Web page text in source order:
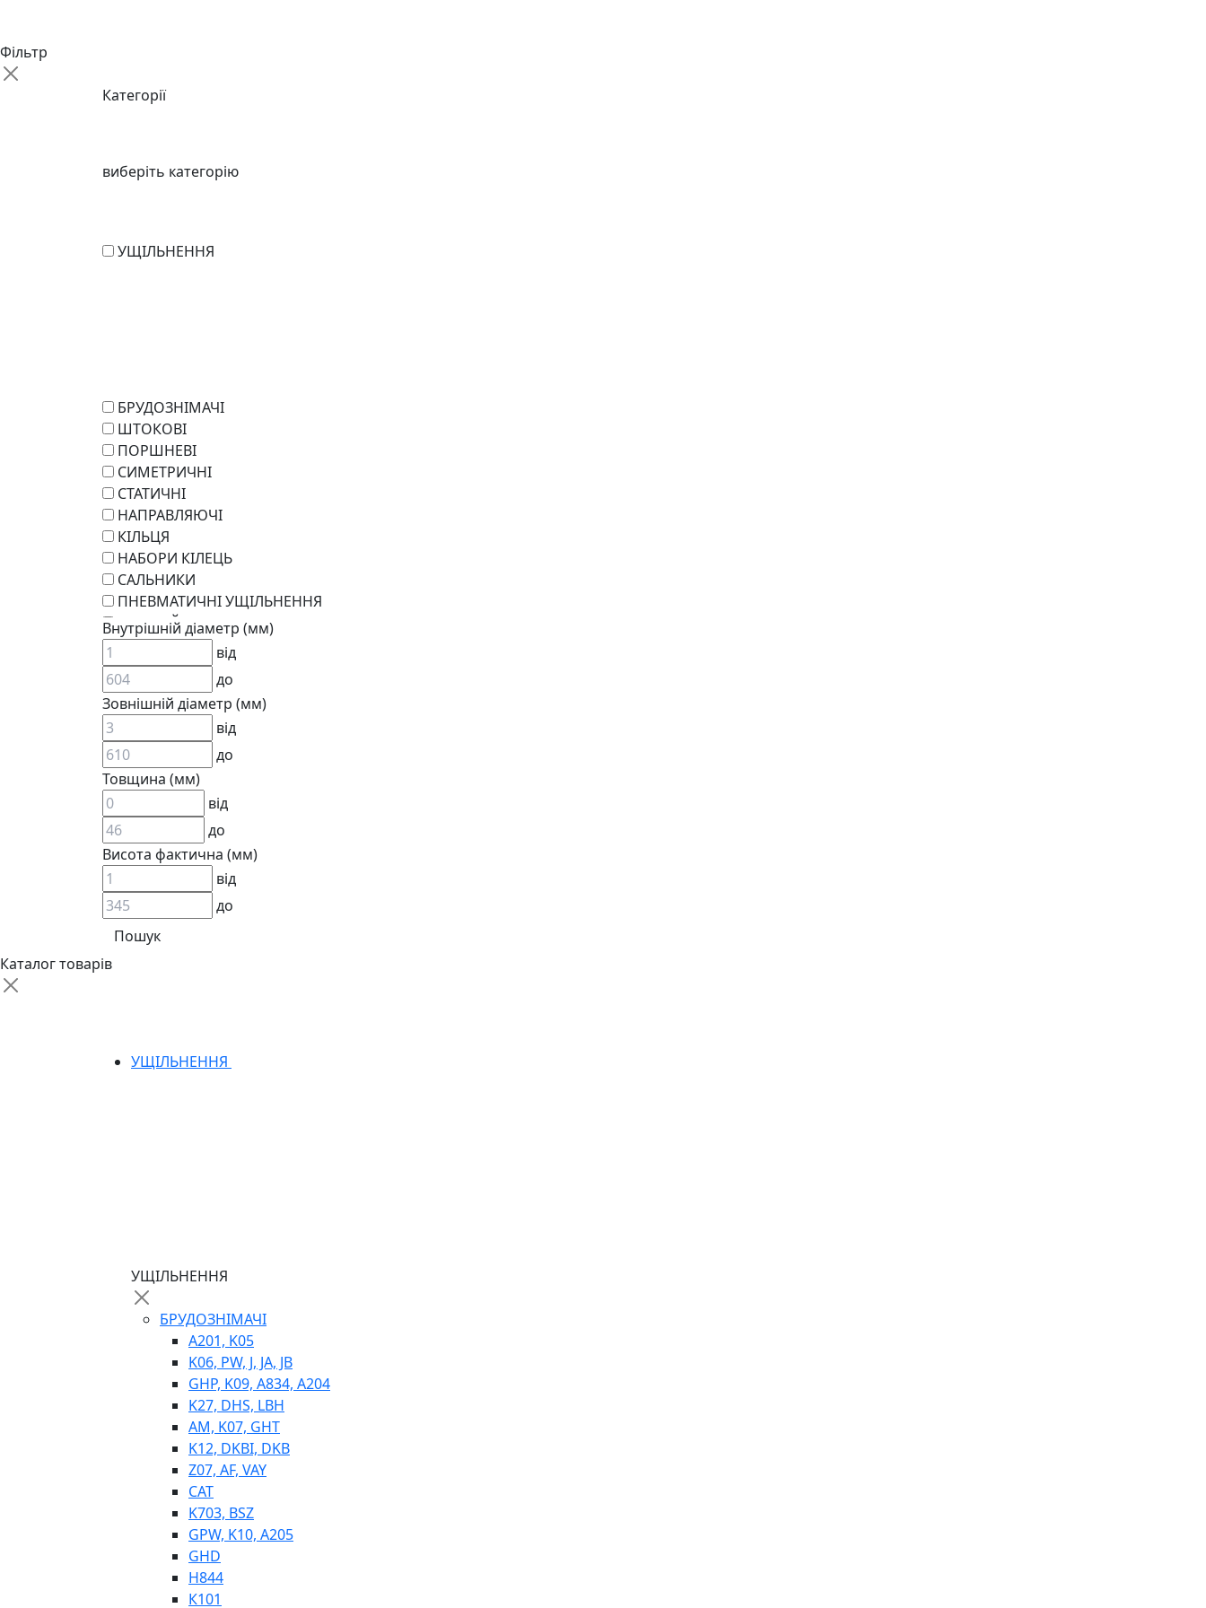
Фільтр
Категорії
виберіть категорію
УЩІЛЬНЕННЯ
БРУДОЗНІМАЧІ
ШТОКОВІ
ПОРШНЕВІ
СИМЕТРИЧНІ
СТАТИЧНІ
НАПРАВЛЯЮЧІ
КІЛЬЦЯ
НАБОРИ КІЛЕЦЬ
САЛЬНИКИ
ПНЕВМАТИЧНІ УЩІЛЬНЕННЯ
РОТАЦІЙНІ
РЕМКОМПЛЕКТИ
KARCHER
EPDM
СПЕЦІАЛЬНІ
ВСТАВКИ МУФТ (ЗІРОЧКИ)
ГІДРАВЛІКА
АДАПТЕРИ
КЛАПАНИ
КРАНИ, ДИВЕРТОРИ
ГІДРОМОТОРИ
РОТАТОРИ
ЛЕБІДКИ
ВТУЛКИ
BIMETAL
Е90, E92
Внутрішній діаметр (мм)
від
до
Зовнішній діаметр (мм)
від
до
Товщина (мм)
від
до
Висота фактична (мм)
від
до
Каталог товарів
УЩІЛЬНЕННЯ
УЩІЛЬНЕННЯ
БРУДОЗНІМАЧІ
A201, K05
K06, PW, J, JA, JB
GHP, K09, A834, A204
K27, DHS, LBH
AM, K07, GHT
K12, DKBI, DKB
Z07, AF, VAY
CAT
K703, BSZ
GPW, K10, A205
GHD
H844
К101